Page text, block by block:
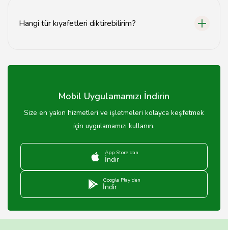
Hangi tür kıyafetleri diktirebilirim?
diktirebilirsiniz.
Mobil Uygulamamızı İndirin
Size en yakın hizmetleri ve işletmeleri kolayca keşfetmek
için uygulamamızı kullanın.
App Store'dan
İndir
Google Play'den
İndir